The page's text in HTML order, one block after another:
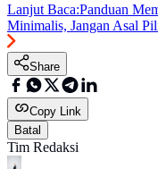
Lanjut Baca:Panduan
Minimalis, Jangan Asal
Share
Copy Link
Batal
Tim Redaksi